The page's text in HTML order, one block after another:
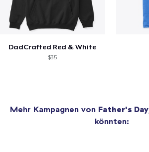
DadCrafted Red & White
$35
Mehr Kampagnen von Father's Day
könnten: